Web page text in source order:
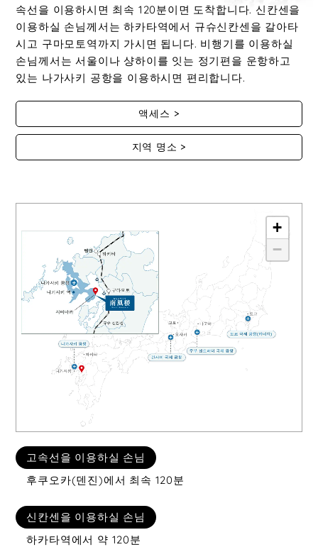
속선을 이용하시면 최속 120분이면 도착합니다. 신칸센을
이용하실 손님께서는 하카타역에서 규슈신칸센을 갈아타
시고 구마모토역까지 가시면 됩니다. 비행기를 이용하실
손님께서는 서울이나 샹하이를 잇는 정기편을 운항하고
있는 나가사키 공항을 이용하시면 편리합니다.
액세스
지역 명소
+
−
고속선을 이용하실 손님
후쿠오카(덴진)에서 최속 120분
신칸센을 이용하실 손님
하카타역에서 약 120분